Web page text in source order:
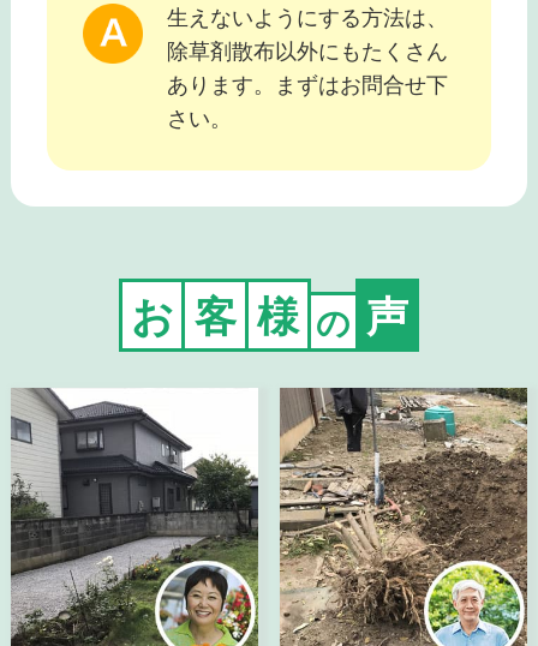
生えないようにする方法は、
除草剤散布以外にもたくさん
あります。まずはお問合せ下
さい。
お 客 様 の 声